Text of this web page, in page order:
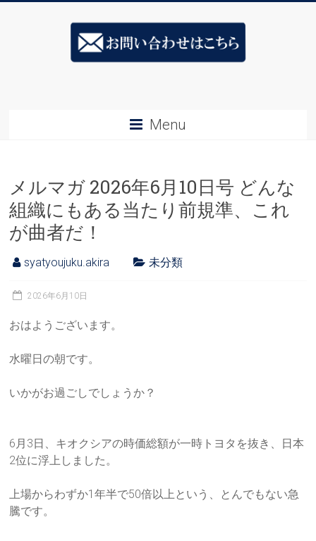
社
長
塾
&ESJ
社
労
士
総
「人
づ
り・
事
Menu
メルマガ 2026年6月10日号 どんな
組織にもある当たり前規準、これ
が曲者だ！
syatyoujuku.akira 未分類
2026年6月10日
おはようございます。
水曜日の朝です。
いかがお過ごしでしょうか？
6月3日、キオクシアの時価総額が一時トヨタを抜き、日本
2位に浮上しました。
上場からわずか1年半で50倍以上という、とんでもない急
騰です。